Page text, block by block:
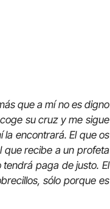
que a mí no es digno
su cruz y me sigue
encontrará. El que os
que recibe a un profeta
paga de justo. El
sólo porque es